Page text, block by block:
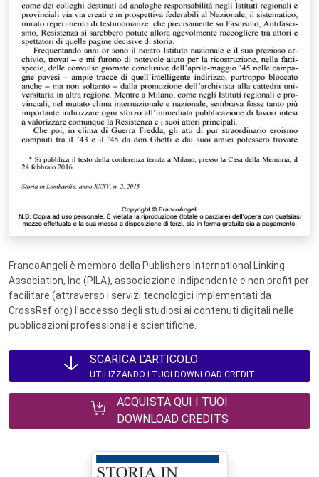
FrancoAngeli è membro della Publishers International Linking
Association, Inc (PILA), associazione indipendente e non profit per
facilitare (attraverso i servizi tecnologici implementati da
CrossRef.org) l’accesso degli studiosi ai contenuti digitali nelle
pubblicazioni professionali e scientifiche.
SCARICA L'ARTICOLO
UTILIZZANDO I TUOI DOWNLOAD CREDIT
ACQUISTA QUI I TUOI
DOWNLOAD CREDITS